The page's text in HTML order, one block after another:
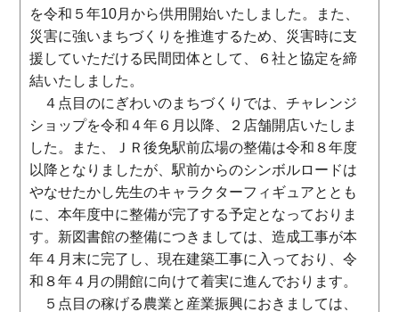
を令和５年10月から供用開始いたしました。また、
災害に強いまちづくりを推進するため、災害時に支
援していただける民間団体として、６社と協定を締
結いたしました。
４点目のにぎわいのまちづくりでは、チャレンジ
ショップを令和４年６月以降、２店舗開店いたしま
した。また、ＪＲ後免駅前広場の整備は令和８年度
以降となりましたが、駅前からのシンボルロードは
やなせたかし先生のキャラクターフィギュアととも
に、本年度中に整備が完了する予定となっておりま
す。新図書館の整備につきましては、造成工事が本
年４月末に完了し、現在建築工事に入っており、令
和８年４月の開館に向けて着実に進んでおります。
５点目の稼げる農業と産業振興におきましては、